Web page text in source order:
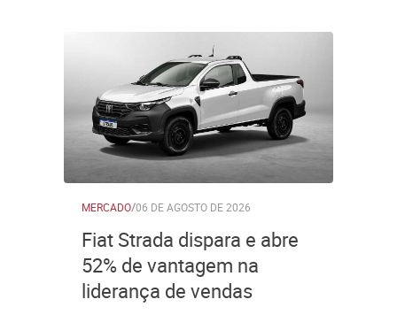
MERCADO/06 DE AGOSTO DE 2026
Fiat Strada dispara e abre
52% de vantagem na
liderança de vendas